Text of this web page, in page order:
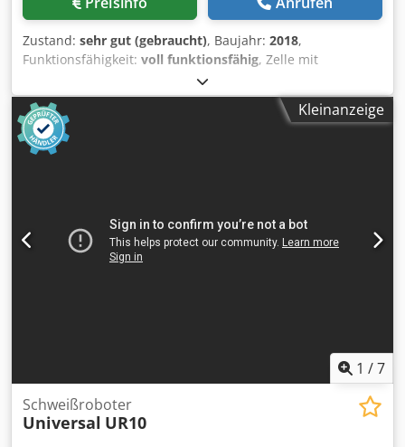
Zustand: sehr gut (gebraucht), Baujahr: 2018,
Funktionsfähigkeit: voll funktionsfähig, Zelle mit
Schweißroboter TIG Ausstattung: Drehbarer Schweißtisch –
mit zwei austauschbaren Rahmen KUKA KR6 R1820
Industrieroboterarm Baujahr: 2018 Seriennummer: 425602
Gewicht: 168 kg Max. Nutzlast: 6 kg Reichweite: 1820 mm
KUKA KR C4 Smallsize-2 Steuerung Baujahr: 2018
Volumenstrom: 2200 m³/h Crjdpfx Aoxm Tulsndsf
Anschlussparameter: 400 V / 50 Hz / 2,5 A Leistung: 1,1 kW
Gewicht: 125 kg/Stück Baujahr: 2008 6-teiliger Stahlschrank
Kleinanzeige
1 /7
Schweißroboter
Universal UR10